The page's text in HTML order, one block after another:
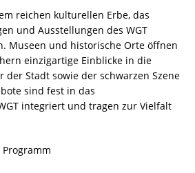
reichen kulturellen Erbe, das
und Ausstellungen des WGT
Museen und historische Orte öffnen
einzigartige Einblicke in die
der Stadt sowie der schwarzen Szene
sind fest in das
integriert und tragen zur Vielfalt